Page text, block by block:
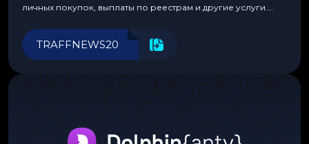
личных покупок, выплаты по реестрам и другие услуги.
инструменты для управления финансами.
TRAFFNEWS20